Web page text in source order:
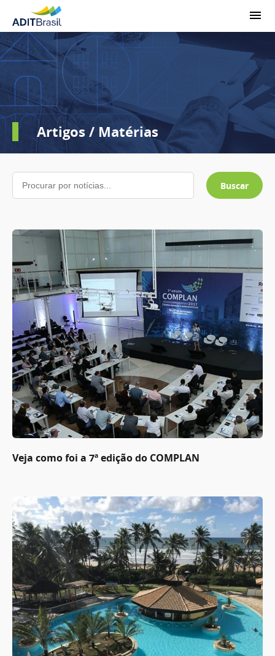
Artigos / Matérias
Veja como foi a 7ª edição do COMPLAN